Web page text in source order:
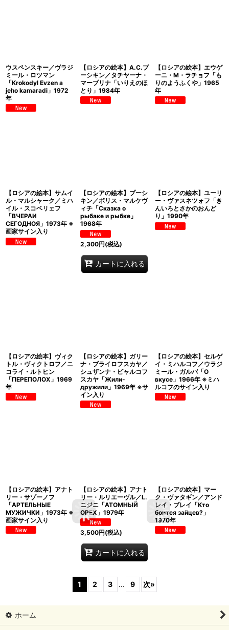
ウスペンスキー／ヴラジ
ミール・ロツマン
「Krokodyl Evzen a
jeho kamaradi」1972
年
【ロシアの絵本】A.C.プ
ーシキン／タチヤーナ・
マーブリナ「いりえのほ
とり」1984年
【ロシアの絵本】エウゲ
ーニ・M・ラチョフ「も
りのようふくや」1965
年
【ロシアの絵本】サムイ
ル・マルシャーク／ミハ
イル・スコベリェフ
「ВЧЕРАИ
СЕГОДНОЯ」1973年 ※
画家サイン入り
【ロシアの絵本】プーシ
キン／ボリス・マルケヴ
ィチ「Сказка о
рыбаке и рыбке」
1968年
2,300円(税込)
カートに入れる
【ロシアの絵本】ユーリ
ー・ヴァスネツォフ「き
んいろとさかのおんど
り」1990年
【ロシアの絵本】ヴィク
トル・ヴィクトロフ／ニ
コライ・ルトヒン
「ПЕРЕПОЛОХ」1969
年
【ロシアの絵本】ガリー
ナ・ブライロフスカヤ／
シュザンナ・ビャルコフ
スカヤ「Жили-
дружили」1969年 ※サ
イン入り
【ロシアの絵本】セルゲ
イ・ミハルコフ／ウラジ
ミール・ガルバ「О
вкусе」1966年 ※ミハ
ルコフのサイン入り
【ロシアの絵本】アナト
リー・サゾーノフ
「АРТЕЛЬНЫЕ
МУЖИЧКИ」1973年 ※
画家サイン入り
【ロシアの絵本】アナト
リー・ルリエーヴル／L.
ニジニ「АТОМНЫЙ
ОРЕХ」1979年
3,500円(税込)
カートに入れる
【ロシアの絵本】マー
ク・ヴァタギン／アンド
レイ・ブレイ「Кто
боится зайцев?」
1970年
1 2 3 ... 9 次»
ホーム